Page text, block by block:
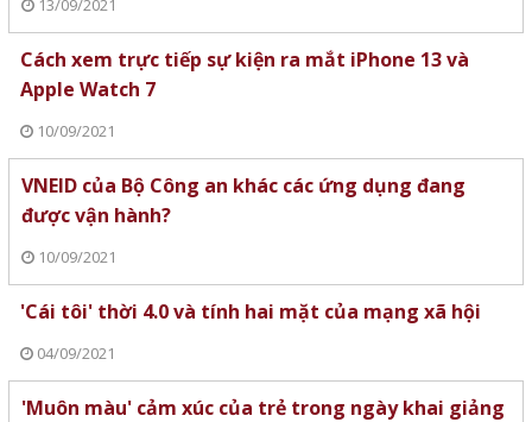
13/09/2021
Cách xem trực tiếp sự kiện ra mắt iPhone 13 và
Apple Watch 7
10/09/2021
VNEID của Bộ Công an khác các ứng dụng đang
được vận hành?
10/09/2021
'Cái tôi' thời 4.0 và tính hai mặt của mạng xã hội
04/09/2021
'Muôn màu' cảm xúc của trẻ trong ngày khai giảng